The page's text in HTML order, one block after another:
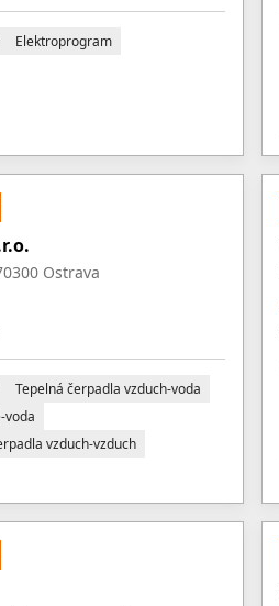
Elektroprogram
Ostrava
Tepelná čerpadla vzduch-voda
voda
vzduch-vzduch